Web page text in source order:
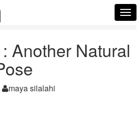
Natural Look And Pose
Another Natural
maya silalahi